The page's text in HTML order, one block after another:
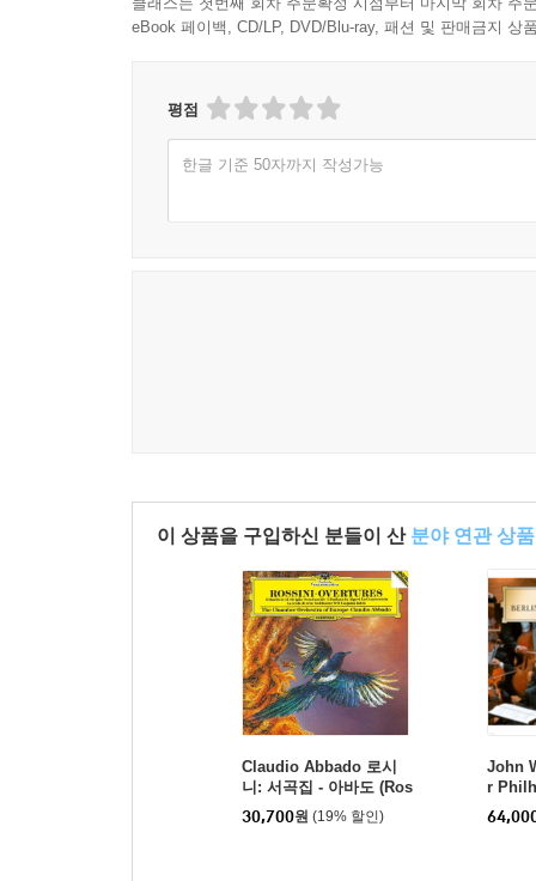
eBook 페이백, CD/LP, DVD/Blu-ray, 패션 및 판매금지 상
평점
한글 기준 50자까지 작성가능
이 상품을 구입하신 분들이 산 분야 연관 상품
Claudio Abbado 로시
니: 서곡집 - 아바도 (Ros
sini : Overtures)
30,700원 (19% 할인)
John
r
리엄
(The